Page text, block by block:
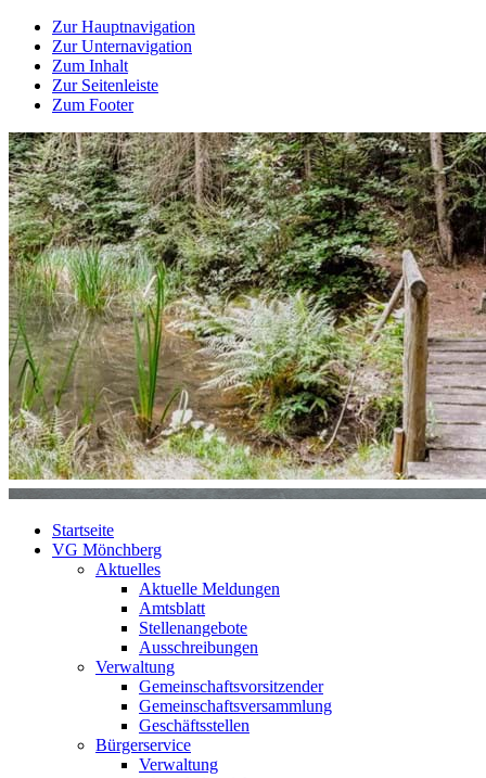
Zur Hauptnavigation
Zur Unternavigation
Zum Inhalt
Zur Seitenleiste
Zum Footer
Startseite
VG Mönchberg
Aktuelles
Aktuelle Meldungen
Amtsblatt
Stellenangebote
Ausschreibungen
Verwaltung
Gemeinschaftsvorsitzender
Gemeinschaftsversammlung
Geschäftsstellen
Bürgerservice
Verwaltung